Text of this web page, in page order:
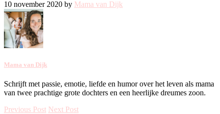
10 november 2020 by Mama van Dijk
Mama van Dijk
Schrijft met passie, emotie, liefde en humor over het leven als mama
van twee prachtige grote dochters en een heerlijke dreumes zoon.
Previous Post Next Post